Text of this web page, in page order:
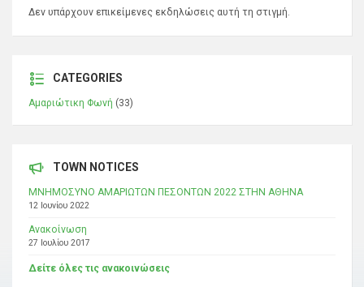
Δεν υπάρχουν επικείμενες εκδηλώσεις αυτή τη στιγμή.
CATEGORIES
Αμαριώτικη Φωνή (33)
TOWN NOTICES
ΜΝΗΜΟΣΥΝΟ ΑΜΑΡΙΩΤΩΝ ΠΕΣΟΝΤΩΝ 2022 ΣΤΗΝ ΑΘΗΝΑ
12 Ιουνίου 2022
Ανακοίνωση
27 Ιουλίου 2017
Δείτε όλες τις ανακοινώσεις